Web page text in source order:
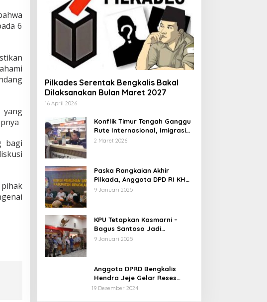
6
yang
bagi
Pilkades Serentak Bengkalis Bakal
Dilaksanakan Bulan Maret 2027
16 April 2026
Konflik Timur Tengah Ganggu
Rute Internasional, Imigrasi
Siapkan Langkah Antisipatif
2 Maret 2026
Paska Rangkaian Akhir
Pilkada, Anggota DPD RI KH
Muhammad Mursyid
9 Januari 2025
KPU Tetapkan Kasmarni –
Bagus Santoso Jadi
Pemenang Pilkada 2024
9 Januari 2025
Anggota DPRD Bengkalis
Hendra Jeje Gelar Reses
Perdana
19 Desember 2024